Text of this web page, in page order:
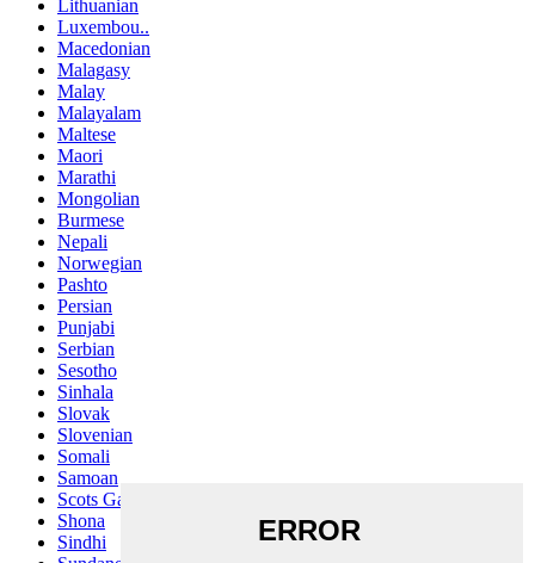
Lithuanian
Luxembou..
Macedonian
Malagasy
Malay
Malayalam
Maltese
Maori
Marathi
Mongolian
Burmese
Nepali
Norwegian
Pashto
Persian
Punjabi
Serbian
Sesotho
Sinhala
Slovak
Slovenian
Somali
Samoan
Scots Gaelic
Shona
Sindhi